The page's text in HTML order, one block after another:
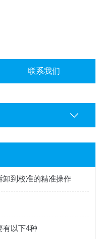
联系我们
卸到校准的精准操作
有以下4种